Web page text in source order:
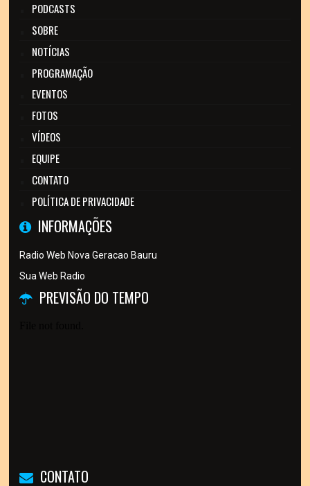
PODCASTS
SOBRE
NOTÍCIAS
PROGRAMAÇÃO
EVENTOS
FOTOS
VÍDEOS
EQUIPE
CONTATO
POLÍTICA DE PRIVACIDADE
INFORMAÇÕES
Radio Web Nova Geracao Bauru
Sua Web Radio
PREVISÃO DO TEMPO
CONTATO